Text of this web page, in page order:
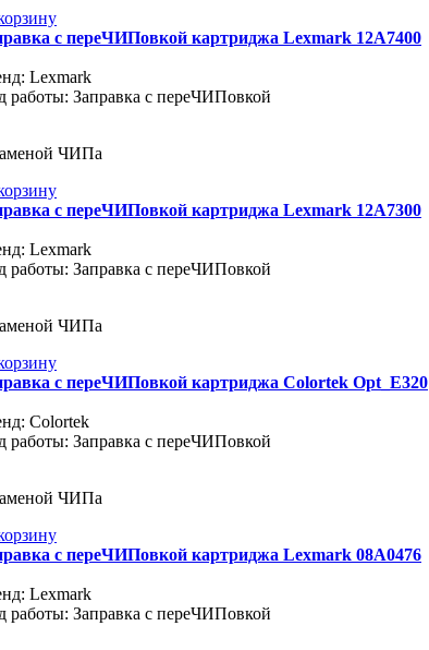
с переЧИПовкой картриджа Lexmark 12A7400
Lexmark
работы: Заправка с переЧИПовкой
ЧИПа
с переЧИПовкой картриджа Lexmark 12A7300
Lexmark
работы: Заправка с переЧИПовкой
ЧИПа
с переЧИПовкой картриджа Colortek Opt_E320
Colortek
работы: Заправка с переЧИПовкой
ЧИПа
с переЧИПовкой картриджа Lexmark 08A0476
Lexmark
работы: Заправка с переЧИПовкой